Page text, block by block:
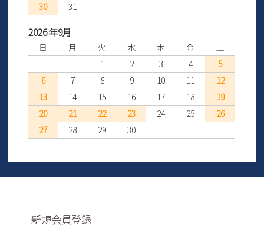
30
31
2026 年9月
日 月 火 水 木 金
土
1
2 3 4
5
6
7 8 9 10 11
12
13
14 15 16 17 18
19
20
21 22 23 24 25
26
27
28 29 30
新規会員登録